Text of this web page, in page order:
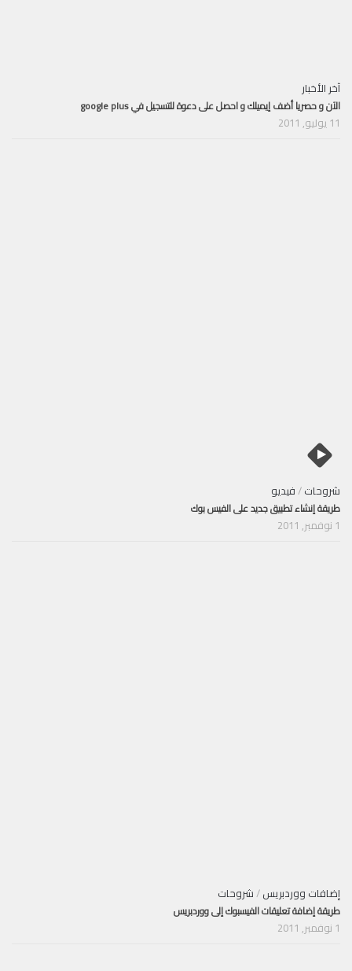
آخر الأخبار
الآن و حصريا أضف إيميلك و احصل على دعوة للتسجيل في google plus
شروحات/فيديو
طريقة إنشاء تطبيق جديد على الفيس بوك
إضافات ووردبريس/شروحات
طريقة إضافة تعليقات الفيسبوك إلى ووردبريس